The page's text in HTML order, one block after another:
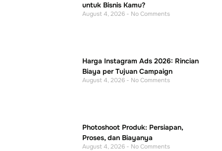
untuk Bisnis Kamu?
August 4, 2026 No Comments
Harga Instagram Ads 2026: Rincian
Biaya per Tujuan Campaign
August 4, 2026 No Comments
Photoshoot Produk: Persiapan,
Proses, dan Biayanya
August 4, 2026 No Comments